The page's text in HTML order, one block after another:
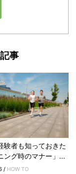
事
験者も知っておきた
ング時のマナー」...
/ HOW TO